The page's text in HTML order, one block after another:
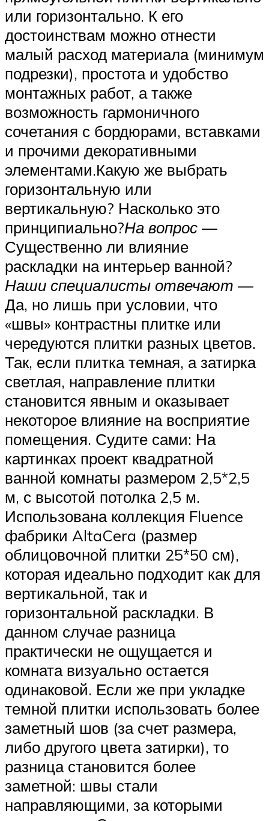
или горизонтально. К его
достоинствам можно отнести
малый расход материала (минимум
подрезки), простота и удобство
монтажных работ, а также
возможность гармоничного
сочетания с бордюрами, вставками
и прочими декоративными
элементами.Какую же выбрать
горизонтальную или
вертикальную? Насколько это
принципиально?На вопрос —
Существенно ли влияние
раскладки на интерьер ванной?
Наши специалисты отвечают —
Да, но лишь при условии, что
«швы» контрастны плитке или
чередуются плитки разных цветов.
Так, если плитка темная, а затирка
светлая, направление плитки
становится явным и оказывает
некоторое влияние на восприятие
помещения. Судите сами: На
картинках проект квадратной
ванной комнаты размером 2,5*2,5
м, с высотой потолка 2,5 м.
Использована коллекция Fluence
фабрики AltaCera (размер
облицовочной плитки 25*50 см),
которая идеально подходит как для
вертикальной, так и
горизонтальной раскладки. В
данном случае разница
практически не ощущается и
комната визуально остается
одинаковой. Если же при укладке
темной плитки использовать более
заметный шов (за счет размера,
либо другого цвета затирки), то
разница становится более
заметной: швы стали
направляющими, за которыми